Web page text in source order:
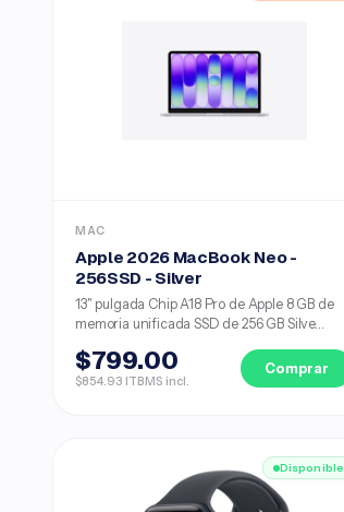
MAC
Apple 2026 MacBook Neo -
256SSD - Silver
13" pulgada Chip A18 Pro de Apple 8 GB de
memoria unificada SSD de 256 GB Silve...
$799.00
$854.93 ITBMS incl.
Comprar
Disponible